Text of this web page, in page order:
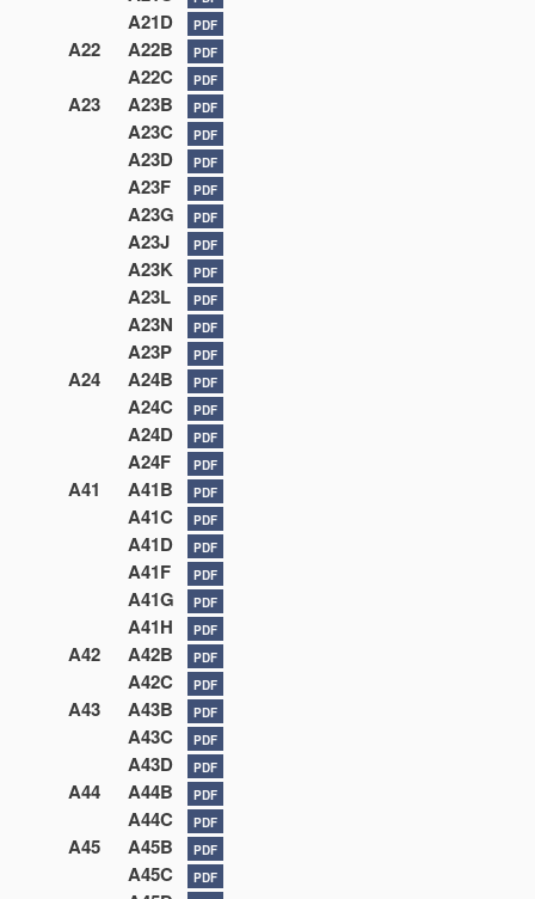
A21D PDF
A22 A22B PDF
A22C PDF
A23 A23B PDF
A23C PDF
A23D PDF
A23F PDF
A23G PDF
A23J PDF
A23K PDF
A23L PDF
A23N PDF
A23P PDF
A24 A24B PDF
A24C PDF
A24D PDF
A24F PDF
A41 A41B PDF
A41C PDF
A41D PDF
A41F PDF
A41G PDF
A41H PDF
A42 A42B PDF
A42C PDF
A43 A43B PDF
A43C PDF
A43D PDF
A44 A44B PDF
A44C PDF
A45 A45B PDF
A45C PDF